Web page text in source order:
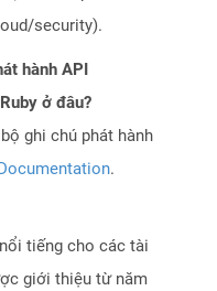
security).
hành API
ở đâu?
ghi chú phát hành
.
tiếng cho các tài
giới thiệu từ năm